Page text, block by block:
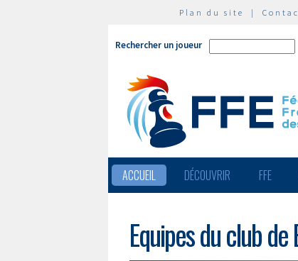
Plan du site |
Rechercher un joueur
ACCUEIL DÉCOUVRIR FFE
Equipes du club